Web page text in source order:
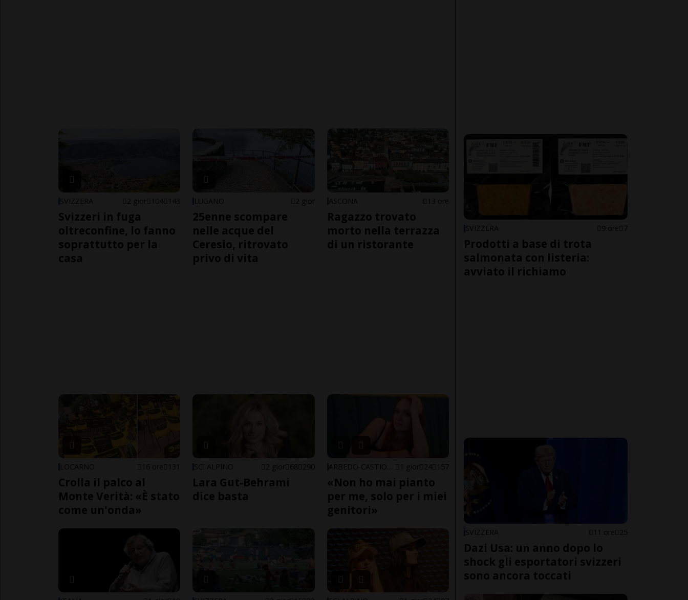
SVIZZERA 2 gior 104 143
Svizzeri in fuga
oltreconfine, lo fanno
soprattutto per la
casa
LUGANO 2 gior
25enne scompare
nelle acque del
Ceresio, ritrovato
privo di vita
ASCONA 13 ore
Ragazzo trovato
morto nella terrazza
di un ristorante
LOCARNO 16 ore 131
Crolla il palco al
Monte Verità: «È stato
come un'onda»
SCI ALPINO 2 gior 68 290
Lara Gut-Behrami
dice basta
1 gior 24 157
«Non ho mai pianto
per me, solo per i miei
genitori»
SVIZZERA 9 ore 7
Prodotti a base di trota
salmonata con listeria:
avviato il richiamo
SVIZZERA 11 ore 25
Dazi Usa: un anno dopo lo
shock gli esportatori svizzeri
sono ancora toccati